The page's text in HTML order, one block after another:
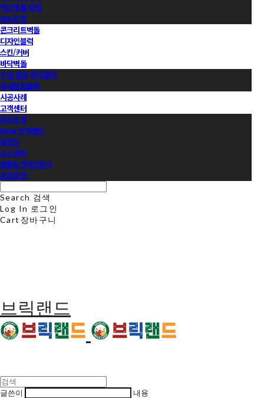
백고벽돌 타일
모노타일
콘크리트벽돌
디자인블럭
스킨/커버
바닥벽돌
수입 점토 바닥블럭
국내점토블록
시공사례
고객센터
회사소개
Now 브릭랜드
동영상
뉴스레터
샘플&견적신청서
프로모션
Search 검색
Log In 로그인
Cart 장바구니
브릭랜드
글쓴이 내용